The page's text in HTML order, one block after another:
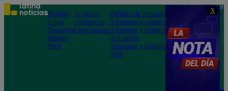
X
el Cártel de
Sinaloa
Política
Lima
Deportes
Mundo
Perú
Te ayudo
Tendencias
Espectáculos
Política de privacidad
Términos y condiciones
Términos y condiciones
aplicación
Términos y Condiciones
APP
Teléfono: 219
Av. San
Felipe 968
Jesús María